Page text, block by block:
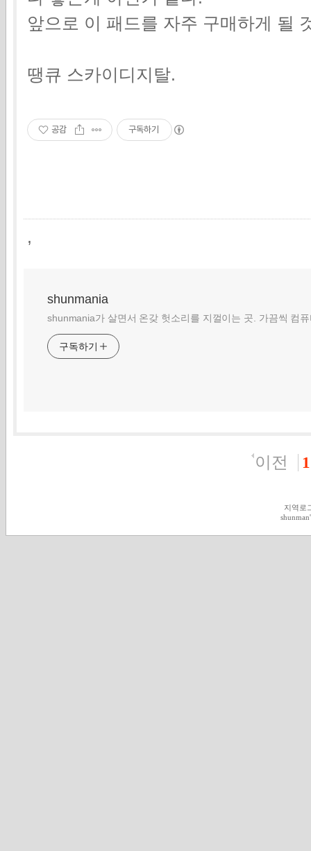
앞으로 이 패드를 자주 구매하게 될
땡큐 스카이디지탈.
공감 구독하기
,
shunmania
shunmania가 살면서 온갖 헛소리를 지껄이는 곳. 가끔씩 컴
구독하기
이전 1
지역로
shunman